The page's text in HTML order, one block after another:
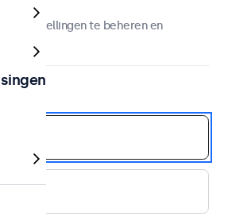
en bestellingen te beheren en